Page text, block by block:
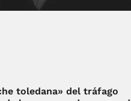
toledana» del tráfago